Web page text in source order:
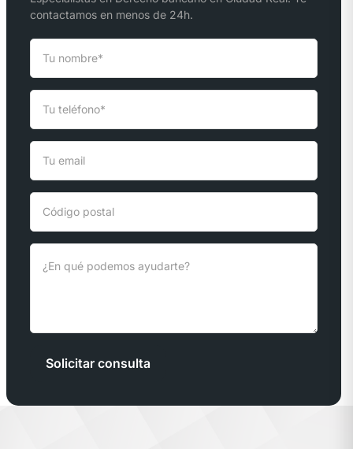
contactamos en menos de 24h.
Solicitar consulta